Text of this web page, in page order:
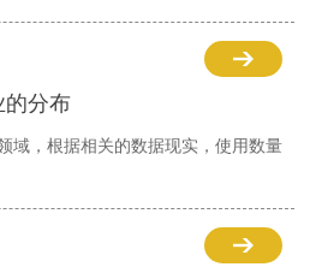
的分布
域，根据相关的数据现实，使用数量